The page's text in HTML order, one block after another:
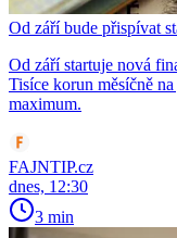
Od září bude přispívat
Od září startuje nová
Tisíce korun měsíčně
maximum.
FAJNTIP.cz
dnes, 12:30
3 min